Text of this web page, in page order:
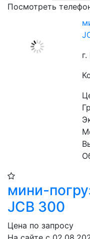
Посмотреть
мини-
JCB 300
Цена по запросу